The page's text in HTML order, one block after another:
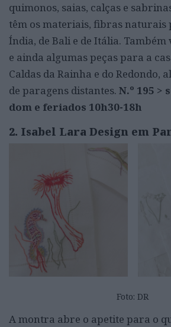
quimonos, saias, calças e
têm os materiais, fibras naturais
Índia, de Bali e de Itália.
e ainda algumas peças para a
Caldas da Rainha e do Redondo,
de paragens distantes. N.º 195 >
dom e feriados 10h30-18h
2. Isabel Lara Design em
Foto: DR
A montra abre o apetite para o